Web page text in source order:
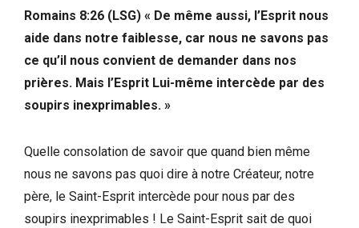
Romains 8:26 (LSG) « De même aussi, l’Esprit nous
aide dans notre faiblesse, car nous ne savons pas
ce qu’il nous convient de demander dans nos
prières. Mais l’Esprit Lui-même intercède par des
soupirs inexprimables. »
Quelle consolation de savoir que quand bien même
nous ne savons pas quoi dire à notre Créateur, notre
père, le Saint-Esprit intercède pour nous par des
soupirs inexprimables ! Le Saint-Esprit sait de quoi